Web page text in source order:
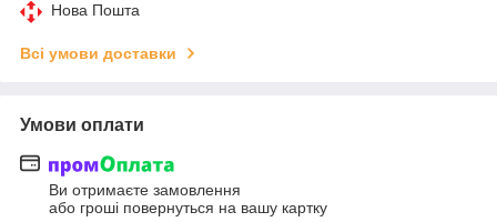
Нова Пошта
Всі умови доставки
Умови оплати
Ви отримаєте замовлення
або гроші повернуться на вашу картку